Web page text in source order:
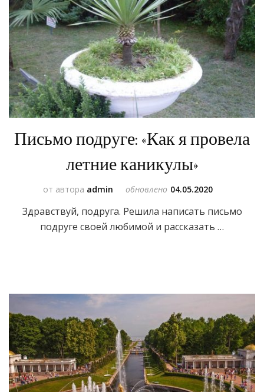
Письмо подруге: «Как я провела
летние каникулы»
от автора admin обновлено 04.05.2020
Здравствуй, подруга. Решила написать письмо
подруге своей любимой и рассказать …